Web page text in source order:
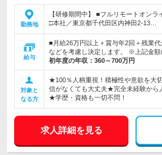
勤務地
【研修期間中】 ■フルリモートオンラ
□本社／東京都千代田区内神田2-13…
給与
■月給26万円以上＋賞与年2回＋残業
などを考慮し決定します。 ※上記金額
初年度の年収： 360～700万円
対象と
なる方
★100％人柄重視！積極性や意欲を大
信がなくても大丈夫★完全未経験から
★学歴・資格も一切不問！
求人詳細を見る